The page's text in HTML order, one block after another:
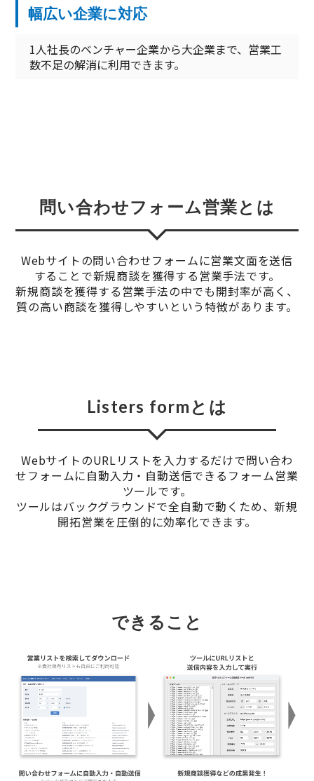
幅広い企業に対応
1人社長のベンチャー企業から大企業まで、営業工
数不足の解消に利用できます。
問い合わせフォーム営業とは
Webサイトの問い合わせフォームに営業⽂⾯を送信
することで新規商談を獲得する営業⼿法です。
新規商談を獲得する営業⼿法の中でも開封率が⾼く、
質の⾼い商談を獲得しやすいという特徴があります。
Listers formとは
WebサイトのURLリストを入力するだけで問い合わ
せフォームに自動入力・自動送信できるフォーム営業
ツールです。
ツールはバックグラウンドで全自動で動くため、新規
開拓営業を圧倒的に効率化できます。
できること